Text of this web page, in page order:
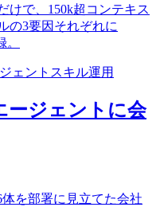
けで、150k超コンテキス
の3要因それぞれに
ェント スキル運用
ージェントに会
体を部署に見立てた会社